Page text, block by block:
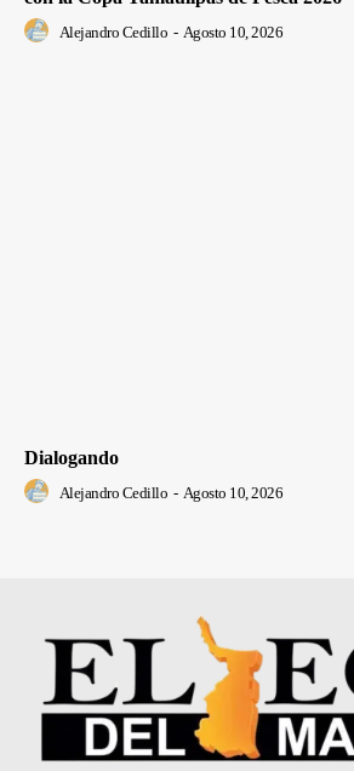
Alejandro Cedillo - Agosto 10, 2026
Dialogando
Alejandro Cedillo - Agosto 10, 2026